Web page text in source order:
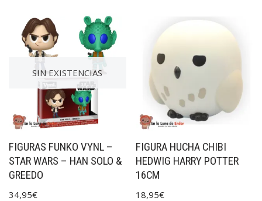
SIN EXISTENCIAS
FIGURAS FUNKO VYNL –
STAR WARS – HAN SOLO &
GREEDO
34,95€
FIGURA HUCHA CHIBI
HEDWIG HARRY POTTER
16CM
18,95€